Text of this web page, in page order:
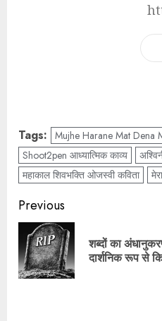
Tags: Mujhe Harane Mat Dena
Shoot2pen आध्यात्मिक काव्य
महाकाल शिवभक्ति ओजस्वी कविता
Previous
शब्दों का
दार्शनिक रूप से